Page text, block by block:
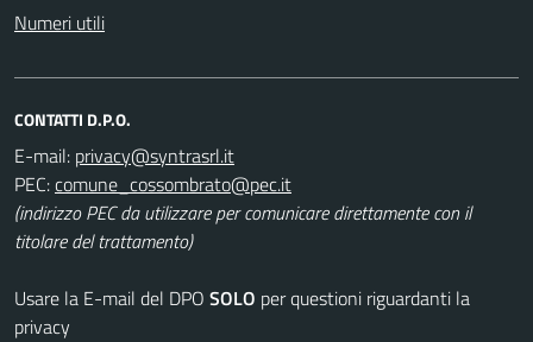
Numeri utili
CONTATTI D.P.O.
E-mail:
PEC:
(indirizzo PEC da utilizzare per comunicare direttamente con il
titolare del trattamento)
Usare la E-mail del DPO SOLO per questioni riguardanti la
privacy